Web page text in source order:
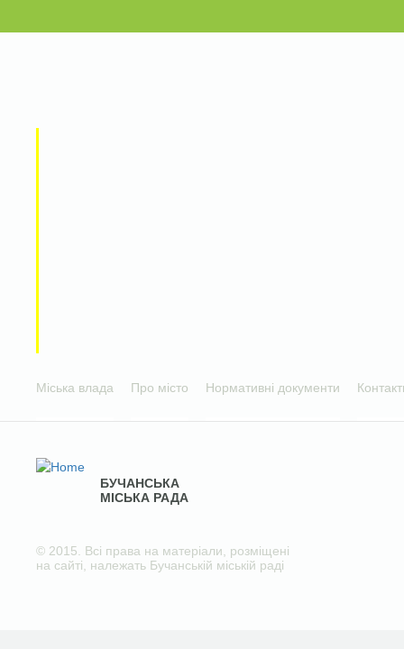
Міська влада Про місто Нормативні документи
БУЧАНСЬКА
МІСЬКА РАДА
© 2015. Всі права на матеріали, розміщені
на сайті, належать Бучанській міській раді